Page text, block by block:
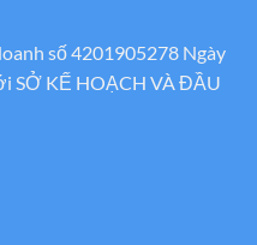
số 4201905278 Ngày
SỞ KẾ HOẠCH VÀ ĐẦU